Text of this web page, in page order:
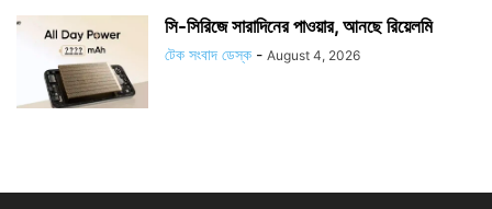
সি-সিরিজে সারাদিনের পাওয়ার, আনছে রিয়েলমি
টেক সংবাদ ডেস্ক - August 4, 2026